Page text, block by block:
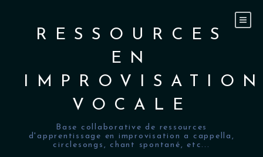
RESSOURCES
EN
VOCALE
Base collaborative de ressources
d'apprentissage en improvisation a cappella,
circlesongs, chant spontané, etc...